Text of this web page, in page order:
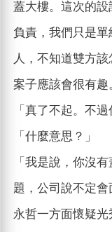
蓋大樓。這次的
負責，我們只是
人，不知道雙方
案子應該會很有趣
「真了不起。不過
「什麼意思？」
「我是說，你沒
題，公司說不定
永哲一方面懷疑光